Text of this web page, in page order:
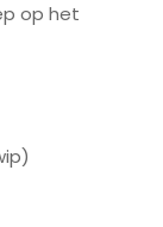
op het